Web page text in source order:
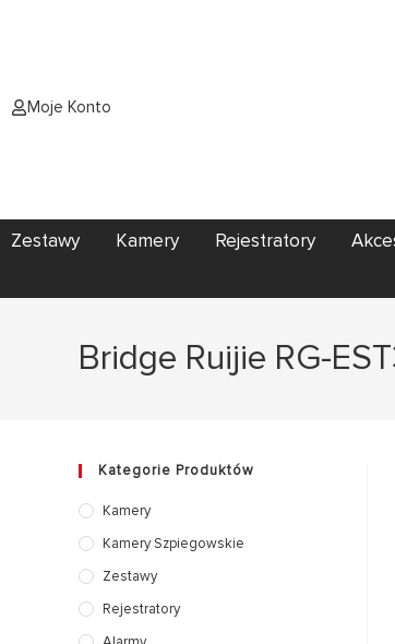
Moje Konto
Zestawy Kamery Rejestratory
Bridge Ruijie RG-
Kategorie Produktów
Kamery
Kamery Szpiegowskie
Zestawy
Rejestratory